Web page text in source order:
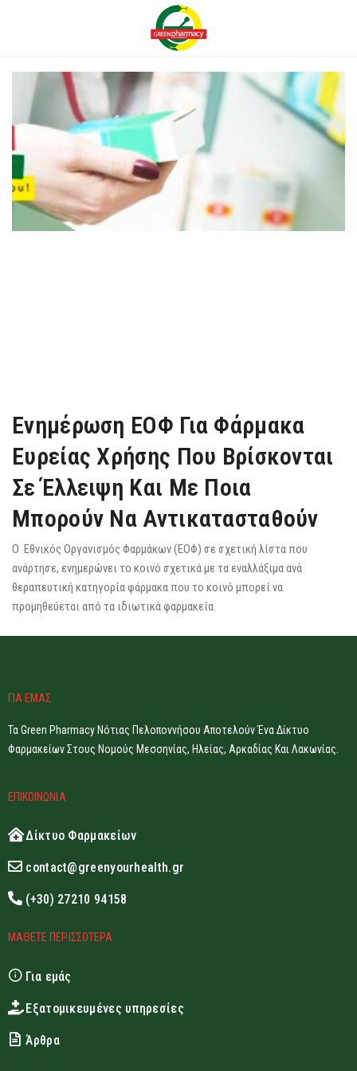
Ενημέρωση ΕΟΦ Για Φάρμακα
Ευρείας Χρήσης Που Βρίσκονται
Σε Έλλειψη Και Με Ποια
Μπορούν Να Αντικατασταθούν
Ο Εθνικός Οργανισμός Φαρμάκων (ΕΟΦ) σε σχετική λίστα που
ανάρτησε, ενημερώνει το κοινό σχετικά με τα εναλλάξιμα ανά
θεραπευτική κατηγορία φάρμακα που το κοινό μπορεί να
προμηθεύεται από τα ιδιωτικά φαρμακεία.
ΓΙΑ ΕΜΑΣ
Τα Green Pharmacy Νότιας Πελοποννήσου Αποτελούν Ένα Δίκτυο
Φαρμακείων Στους Νομούς Μεσσηνίας, Ηλείας, Αρκαδίας Και Λακωνίας.
ΕΠΙΚΟΙΝΩΝΙΑ
Δίκτυο Φαρμακείων
contact@greenyourhealth.gr
(+30) 27210 94158
ΜΑΘΕΤΕ ΠΕΡΙΣΣΟΤΕΡΑ
Για εμάς
Εξατομικευμένες υπηρεσίες
Άρθρα